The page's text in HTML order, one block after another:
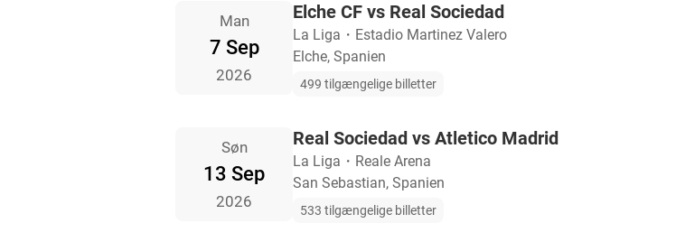
Man
7 Sep
2026
Elche CF vs Real Sociedad
La Liga ・ Estadio Martinez Valero
Elche, Spanien
499 tilgængelige billetter
Søn
13 Sep
2026
Real Sociedad vs Atletico Madrid
La Liga ・ Reale Arena
San Sebastian, Spanien
533 tilgængelige billetter